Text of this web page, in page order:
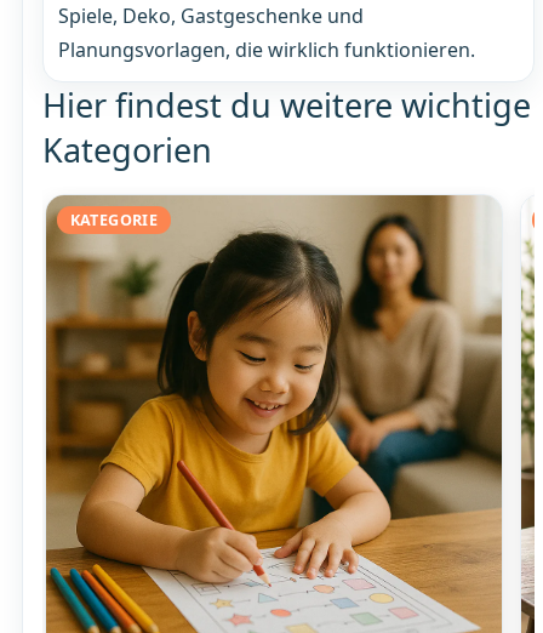
Spiele, Deko, Gastgeschenke und
Planungsvorlagen, die wirklich funktionieren.
Hier findest du weitere wichtige
Kategorien
KATEGORIE